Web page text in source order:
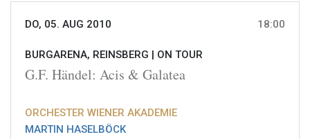
DO, 05. AUG 2010 18:00
BURGARENA, REINSBERG | ON TOUR
G.F. Händel: Acis & Galatea
ORCHESTER WIENER AKADEMIE
MARTIN HASELBÖCK